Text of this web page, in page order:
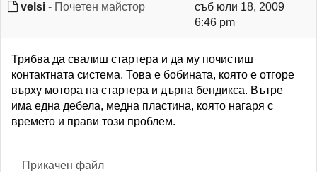
velsi - Почетен майстор
съб юли 18, 2009
6:46 pm
Трябва да свалиш стартера и да му почистиш
контактната система. Това е бобината, която е отгоре
върху мотора на стартера и дърпа бендикса. Вътре
има една дебела, медна пластина, която нагаря с
времето и прави този проблем.
Прикачен файл